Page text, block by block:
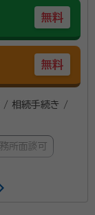
無料
無料
/ 相続手続き /
所面談可